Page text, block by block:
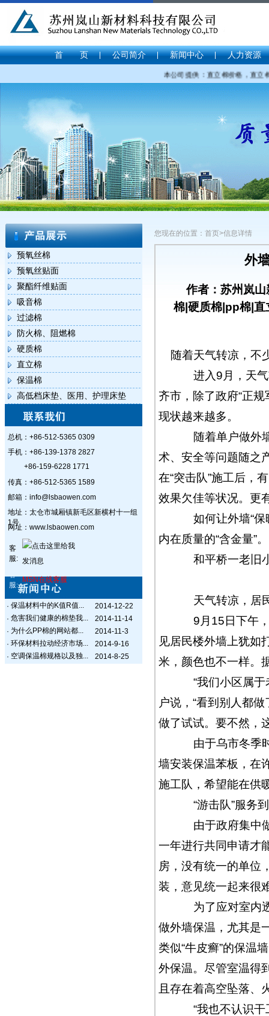
首 页 公司简介 新闻中心 人力资源
本公司提供：直立棉价格，直立
预氧丝棉
预氧丝贴面
聚酯纤维贴面
吸音棉
过滤棉
防火棉、阻燃棉
硬质棉
直立棉
保温棉
高低档床垫、医用、护理床垫
总机：+86-512-5365 0309
手机：+86-139-1378 2827
+86-159-6228 1771
传真：+86-512-5365 1589
邮箱：info@lsbaowen.com
地址：太仓市城厢镇新毛区新横村十一组
1号
网址：www.lsbaowen.com
客
服:
客
服:
MSN在线客服
· 保温材料中的K值R值...
2014-12-22
· 危害我们健康的棉垫我...
2014-11-14
· 为什么PP棉的网站都...
2014-11-3
· 环保材料拉动经济市场...
2014-9-16
· 空调保温棉规格以及独... 2014-8-25
您现在的位置：首页>信息详情
外
作者：苏州岚
棉|硬质棉|pp棉|
随着天气转凉，不
进入9月，天气
齐市，除了政府“正
现状越来越多。
随着单户做外墙
术、安全等问题随之
在“突击队”施工后，
效果欠佳等状况。更
如何让外墙“保
内在质量的“含金量”。
和平桥一老旧小
天气转凉，居
9月15日下午，
见居民楼外墙上犹如
米，颜色也不一样。
“我们小区属于
户说，“看到别人都
做了试试。要不然，
由于乌市冬季时
墙安装保温苯板，在
施工队，希望能在供
“游击队”服务到
由于政府集中做
一年进行共同申请才
房，没有统一的单位
装，意见统一起来很
为了应对室内透
做外墙保温，尤其是
类似“牛皮癣”的保温
外保温。尽管室温得
且存在着高空坠落、
“我也不认识干